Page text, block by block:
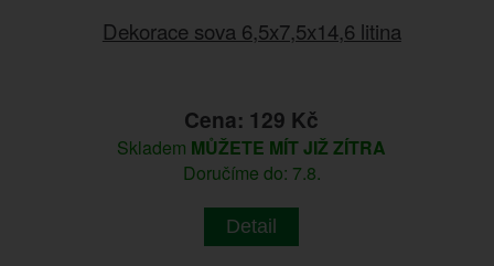
Dekorace sova 6,5x7,5x14,6 litina
Cena: 129 Kč
Skladem MŮŽETE MÍT JIŽ ZÍTRA
Doručíme do: 7.8.
Detail